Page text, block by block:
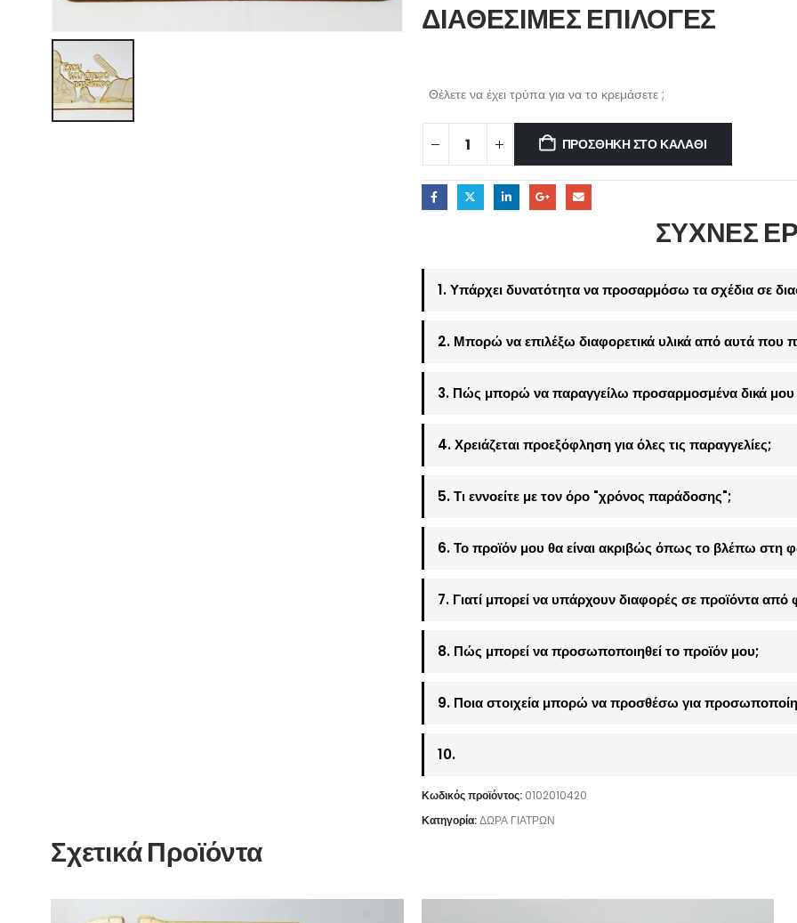
ΔΙΑΘΕΣΙΜΕΣ ΕΠΙΛΟΓΕΣ
Θέλετε να έχει τρύπα για να το κρεμάσετε ;
ΠΡΟΣΘΉΚΗ ΣΤΟ ΚΑΛΆΘΙ
ΣΥΧΝΕΣ
1. Υπάρχει δυνατότητα να προσαρμόσω τα σχέδια σε
2. Μπορώ να επιλέξω διαφορετικά υλικά από αυτά που
3. Πώς μπορώ να παραγγείλω προσαρμοσμένα δικά μου
4. Χρειάζεται προεξόφληση για όλες τις παραγγελίες;
5. Τι εννοείτε με τον όρο "χρόνος παράδοσης";
6. Το προϊόν μου θα είναι ακριβώς όπως το βλέπω στη
7. Γιατί μπορεί να υπάρχουν διαφορές σε προϊόντα από
8. Πώς μπορεί να προσωποποιηθεί το προϊόν μου;
9. Ποια στοιχεία μπορώ να προσθέσω για
10.
Κωδικός προϊόντος: 0102010420
Κατηγορία:ΔΩΡΑ ΓΙΑΤΡΩΝ
Σχετικά Προϊόντα